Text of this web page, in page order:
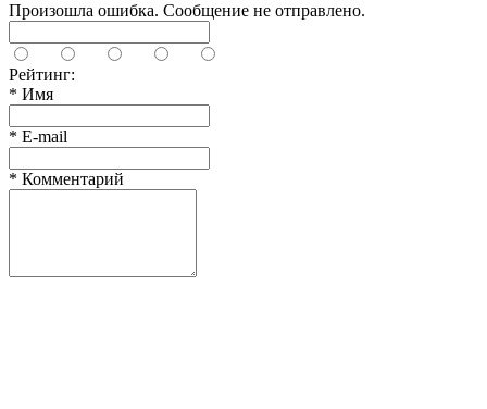
Произошла ошибка. Сообщение не отправлено.
Рейтинг:
* Имя
* E-mail
* Комментарий